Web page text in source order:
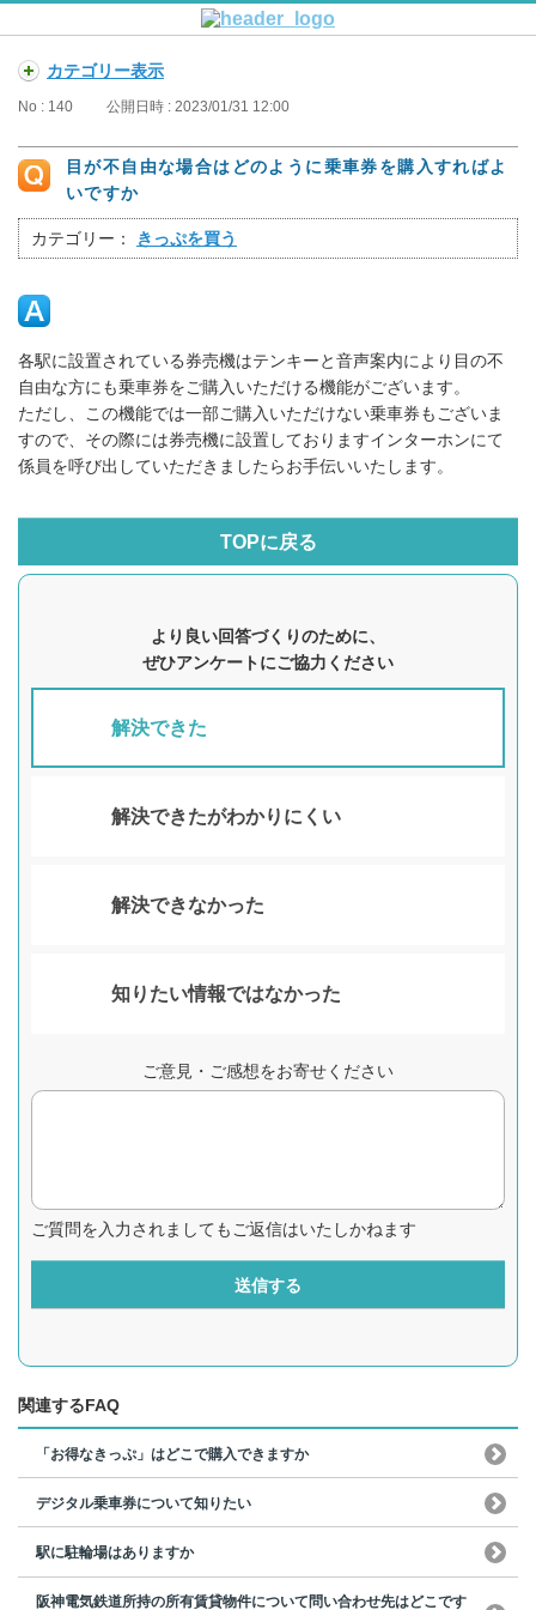
カテゴリー表示
No : 140 公開日時 : 2023/01/31 12:00
目が不自由な場合はどのように乗車券を購入すればよ
いですか
カテゴリー： きっぷを買う
各駅に設置されている券売機はテンキーと音声案内により目の不
自由な方にも乗車券をご購入いただける機能がございます。
ただし、この機能では一部ご購入いただけない乗車券もございま
すので、その際には券売機に設置しておりますインターホンにて
係員を呼び出していただきましたらお手伝いいたします。
TOPに戻る
より良い回答づくりのために、
ぜひアンケートにご協力ください
解決できた
解決できたがわかりにくい
解決できなかった
知りたい情報ではなかった
ご意見・ご感想をお寄せください
ご質問を入力されましてもご返信はいたしかねます
送信する
関連するFAQ
「お得なきっぷ」はどこで購入できますか
デジタル乗車券について知りたい
駅に駐輪場はありますか
阪神電気鉄道所持の所有賃貸物件について問い合わせ先はどこです